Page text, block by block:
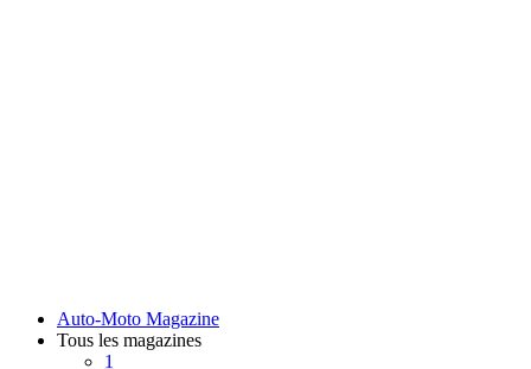
Auto-Moto Magazine
Tous les magazines
1